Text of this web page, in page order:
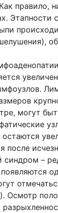
правило,
Этапности
могут
после
–
Осмотр